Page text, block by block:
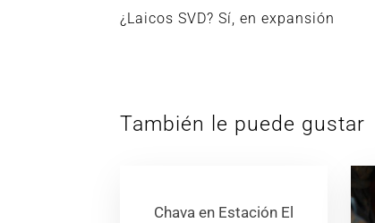
¿Laicos SVD? Sí, en expansión
También le puede gustar
Chava en Estación El